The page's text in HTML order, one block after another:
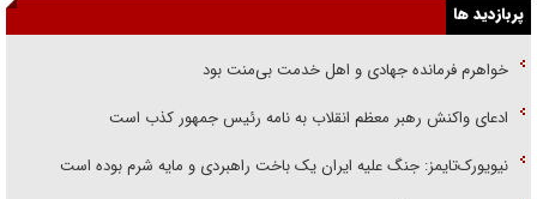
پربازدید ها
خواهرم فرمانده جهادی و اهل خدمت بی‌منت بود
ادعای واکنش رهبر معظم انقلاب به نامه رئیس جمهور کذب است
نیویورک‌تایمز: جنگ علیه ایران یک باخت راهبردی و مایه شرم بوده است